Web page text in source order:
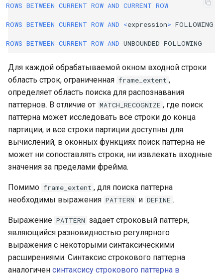
ROWS BETWEEN CURRENT ROW AND CURRENT ROW
ROWS BETWEEN CURRENT ROW AND <expression> FOLLOWING
ROWS BETWEEN CURRENT ROW AND UNBOUNDED FOLLOWING
Для каждой обрабатываемой окном входной строки
область строк, ограниченная frame_extent ,
определяет область поиска для распознавания
паттернов. В отличие от MATCH_RECOGNIZE , где поиск
паттерна может исследовать все строки до конца
партиции, и все строки партиции доступны для
вычислений, в оконных функциях поиск паттерна не
может ни сопоставлять строки, ни извлекать входные
значения за пределами фрейма.
Помимо frame_extent , для поиска паттерна
необходимы выражения PATTERN и DEFINE .
Выражение PATTERN задает строковый паттерн,
являющийся разновидностью регулярного
выражения с некоторыми синтаксическими
расширениями. Синтаксис строкового паттерна
аналогичен синтаксису строкового паттерна в